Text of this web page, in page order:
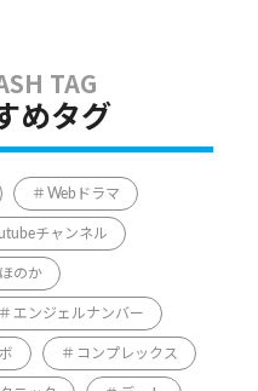
めタグ
Webドラマ
チャンネル
ほのか
エンジェルナンバー
コンプレックス